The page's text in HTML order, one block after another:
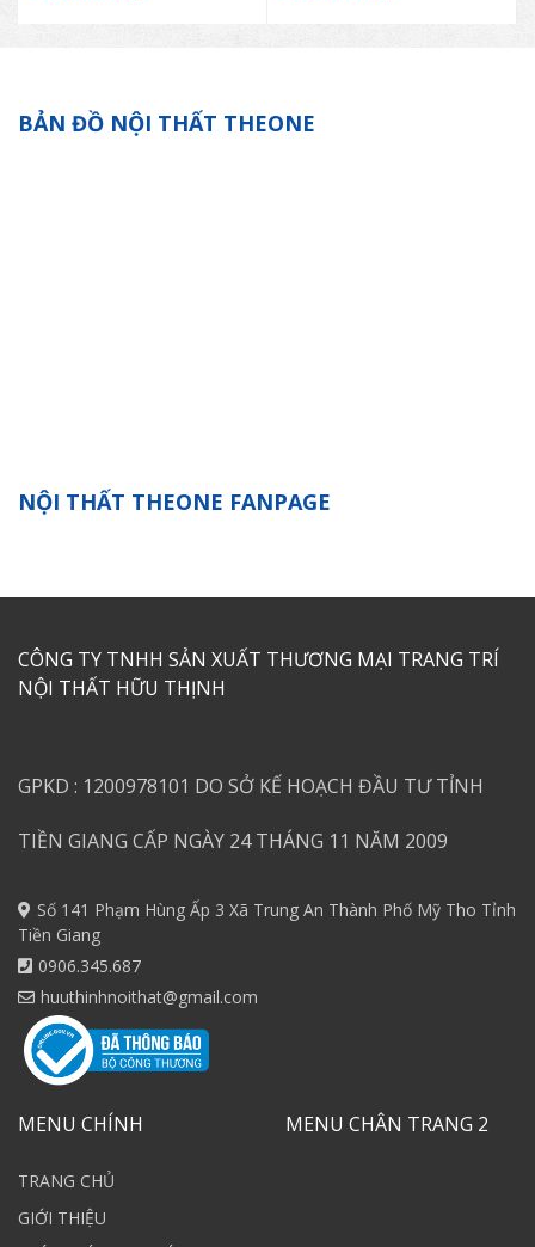
BẢN ĐỒ NỘI THẤT THEONE
NỘI THẤT THEONE FANPAGE
CÔNG TY TNHH SẢN XUẤT THƯƠNG MẠI TRANG TRÍ
NỘI THẤT HỮU THỊNH
GPKD : 1200978101 DO SỞ KẾ HOẠCH ĐẦU TƯ TỈNH
TIỀN GIANG CẤP NGÀY 24 THÁNG 11 NĂM 2009
Số 141 Phạm Hùng Ấp 3 Xã Trung An Thành Phố Mỹ Tho Tỉnh
Tiền Giang
0906.345.687
huuthinhnoithat@gmail.com
MENU CHÍNH
TRANG CHỦ
GIỚI THIỆU
MENU CHÂN TRANG 2